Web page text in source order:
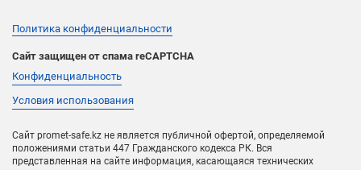
Политика конфиденциальности
Сайт защищен от спама reCAPTCHA
Конфиденциальность
Условия использования
Сайт promet-safe.kz не является публичной офертой, определяемой
положениями статьи 447 Гражданского кодекса РК. Вся
представленная на сайте информация, касающаяся технических